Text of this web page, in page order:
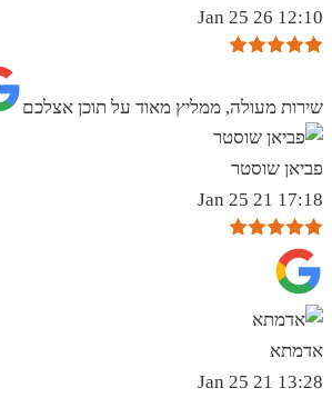
12:10 26 Jan 25
שירות מעולה, ממליץ מאוד על תוכן אצלכם
פביאן שוסטר
17:18 21 Jan 25
אדמתא
13:28 21 Jan 25